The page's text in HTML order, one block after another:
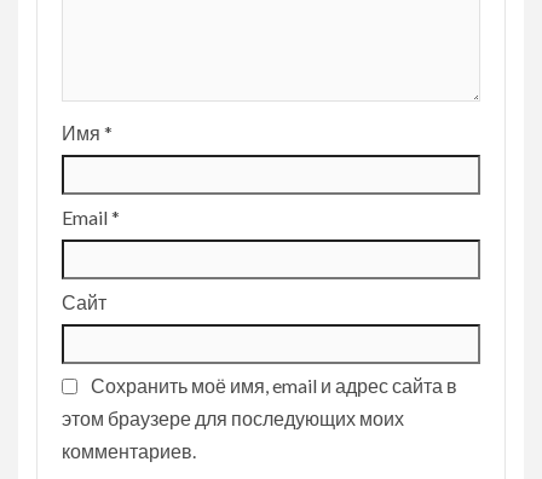
Имя *
Email*
Сайт
Сохранить моё имя, email и адрес сайта в
этом браузере для последующих моих
комментариев.